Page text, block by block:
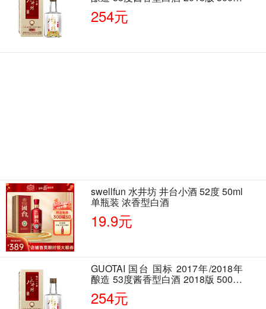
单瓶装
254元
swellfun 水井坊 井台小酒 52度 50ml
单瓶装 浓香型白酒
19.9元
GUOTAI 国台 国标 2017年/2018年
酿造 53度酱香型白酒 2018版 500ml
单瓶装
254元